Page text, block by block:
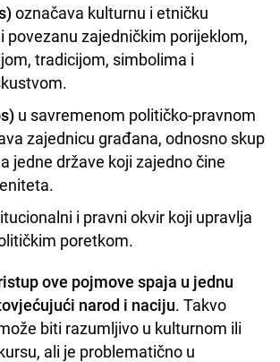
označava kulturnu i etničku
povezanu zajedničkim porijeklom,
tradicijom, simbolima i
u savremenom političko-pravnom
zajednicu građana, odnosno skup
jedne države koji zajedno čine
i pravni okvir koji upravlja
poretkom.
ove pojmove spaja u jednu
narod i naciju. Takvo
biti razumljivo u kulturnom ili
ali je problematično u